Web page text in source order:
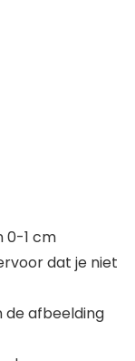
0-1 cm
dat je niet
de afbeelding